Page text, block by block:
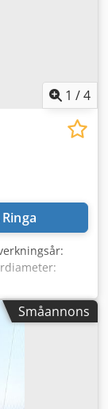
1 /4
Ringa
293 mm
rund pelare,
kuggräls
bord och
i
min
Småannons